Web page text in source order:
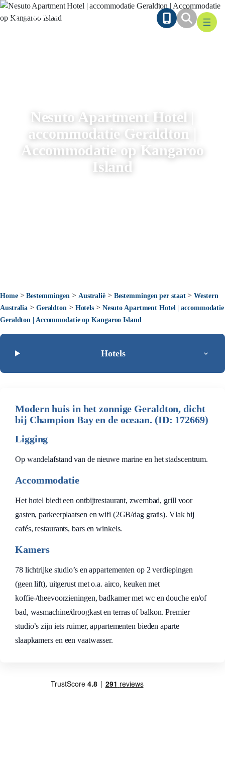
Ga
naar
Nesuto Apartment Hotel |
accommodatie Geraldton |
Accommodatie op Kangaroo
Island
Home>Bestemmingen > Australië> Bestemmingen per staat>Western
Australia > Geraldton > Hotels > Nesuto Apartment Hotel | accommodatie
Geraldton | Accommodatie op Kangaroo Island
Hotels
Modern huis in het zonnige Geraldton, dicht
bij Champion Bay en de oceaan. (ID: 172669)
Ligging
Op wandelafstand van de nieuwe marine en het stadscentrum.
Accommodatie
Het hotel biedt een ontbijtrestaurant, zwembad, grill voor
gasten, parkeerplaatsen en wifi (2GB/dag gratis). Vlak bij
cafés, restaurants, bars en winkels.
Kamers
78 lichtrijke studio’s en appartementen op 2 verdiepingen
(geen lift), uitgerust met o.a. airco, keuken met
koffie-/theevoorzieningen, badkamer met wc en douche en/of
bad, wasmachine/droogkast en terras of balkon. Premier
studio’s zijn iets ruimer, appartementen bieden aparte
slaapkamers en een vaatwasser.